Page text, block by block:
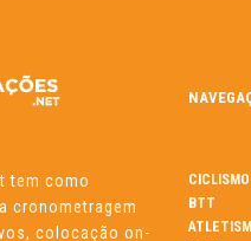
tem como
cronometragem
colocação on-
CICLISMO
BTT